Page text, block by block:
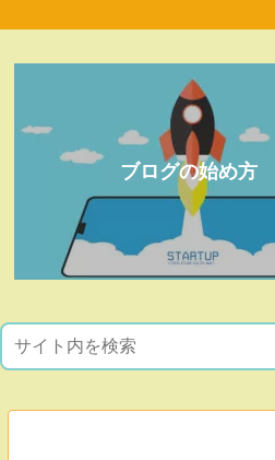
ブログの始め方